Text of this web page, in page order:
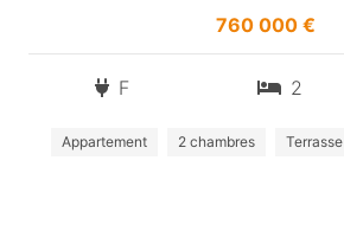
760 000 €
F 2
Appartement 2 chambres Terrasse